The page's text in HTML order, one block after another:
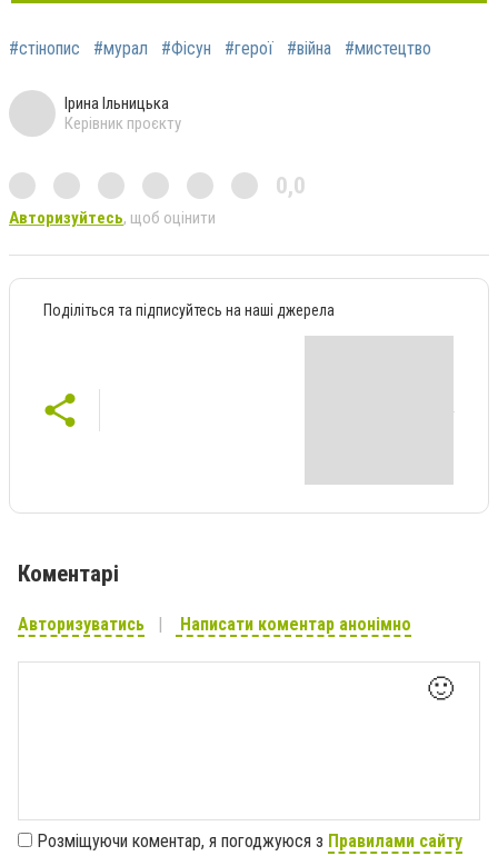
#стінопис #мурал #Фісун #герої #війна #мистецтво
Ірина Ільницька
Керівник проєкту
0,0
Авторизуйтесь, щоб оцінити
Поділіться та підписуйтесь на наші джерела
Коментарі
Авторизуватись Написати коментар анонімно
🙂
Розміщуючи коментар, я погоджуюся з Правилами сайту